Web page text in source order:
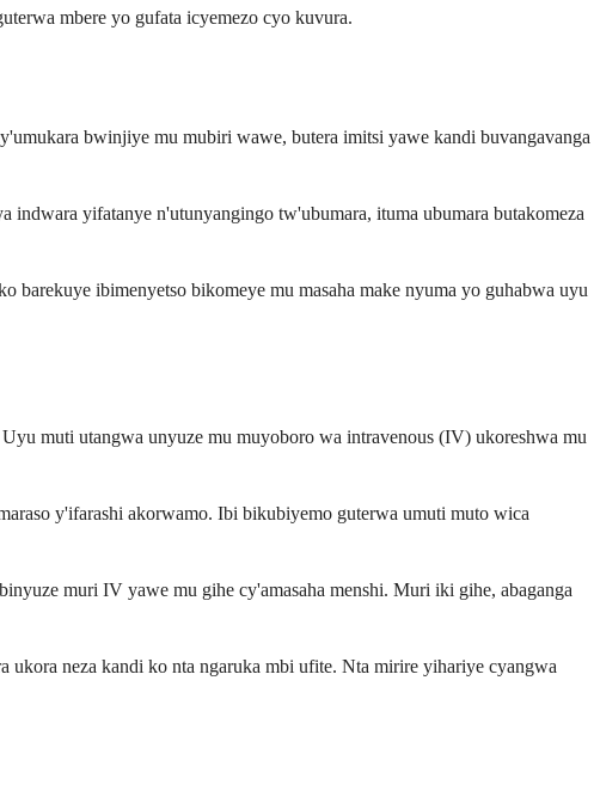
mbere yo gufata icyemezo cyo kuvura.
bwinjiye mu mubiri wawe, butera imitsi yawe kandi buvangavanga
yifatanye n'utunyangingo tw'ubumara, ituma ubumara butakomeza
ibimenyetso bikomeye mu masaha make nyuma yo guhabwa uyu
muti utangwa unyuze mu muyoboro wa intravenous (IV) ukoreshwa mu
y'ifarashi akorwamo. Ibi bikubiyemo guterwa umuti muto wica
muri IV yawe mu gihe cy'amasaha menshi. Muri iki gihe, abaganga
ukora neza kandi ko nta ngaruka mbi ufite. Nta mirire yihariye cyangwa